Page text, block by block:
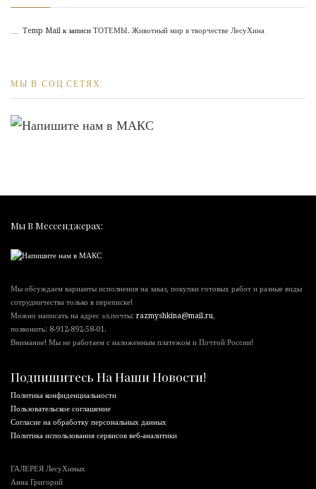
Temp Mailк записи ТОТЕМЫ. Животный мир в творчестве ЛесуХина
МЫ В СОЦ.СЕТЯХ:
Мы В Мессенджерах:
Мы обсуждаем варианты исполнения на заказ, покупки готовых работ и разные виды
сотрудничества только в переписке!
Можно написать на адрес эл.почты: razmyshkina@mail.ru,
позвонить: 8-912-892-58-01.
Внимание! Мы не работаем с наложенным платежом и Почтой России!
Подпишитесь На Наши Новости!
Политика конфиденциальности
Пользовательское соглашение
Согласие на обработку персональных данных
Политика использования сервисов веб-аналитики
ГАЛЕРЕЯ ЛесуХиных
Анна Григорий